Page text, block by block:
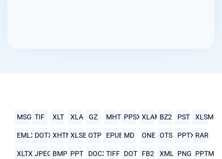
MSG TIF XLT XLA GZ MHTMLPPSX XLAMBZ2 PST XLSM
EMLXDOTXXHTMLXLSB OTP EPUB MD ONE OTS PPTX RAR
XLTX JPEG BMP PPT DOCXTIFF DOT FB2 XML PNG PPTM